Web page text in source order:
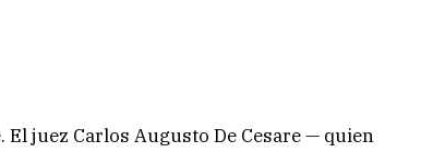
juez Carlos Augusto De Cesare — quien